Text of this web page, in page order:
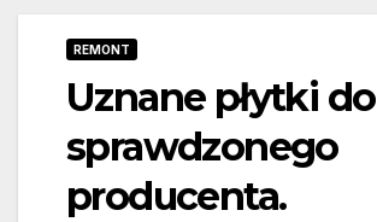
REMONT
Uznane płytki do
sprawdzonego
producenta.